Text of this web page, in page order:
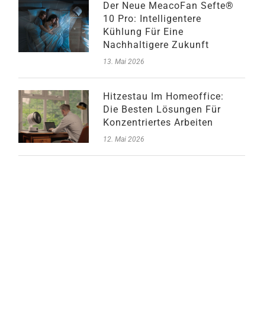
Der Neue MeacoFan Sefte®
10 Pro: Intelligentere
Kühlung Für Eine
Nachhaltigere Zukunft
13. Mai 2026
Hitzestau Im Homeoffice:
Die Besten Lösungen Für
Konzentriertes Arbeiten
12. Mai 2026